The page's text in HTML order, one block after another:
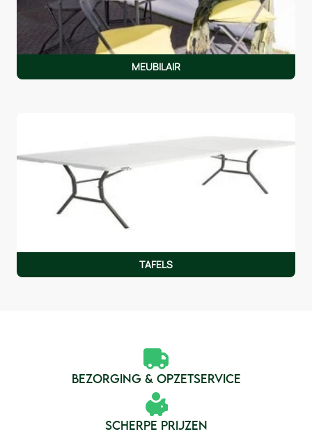
MEUBILAIR
TAFELS
BEZORGING & OPZETSERVICE
SCHERPE PRIJZEN